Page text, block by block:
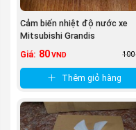
Cảm biến nhiệt độ nước xe
Mitsubishi Grandis
Giá: 80 VND 100
Thêm giỏ hàng